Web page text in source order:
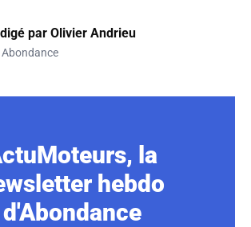
par Olivier Andrieu
la
hebdo
d'Abondance